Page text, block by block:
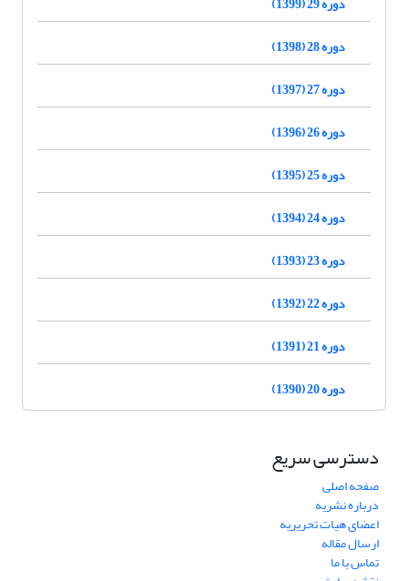
دوره 28 (1398)
دوره 27 (1397)
دوره 26 (1396)
دوره 25 (1395)
دوره 24 (1394)
دوره 23 (1393)
دوره 22 (1392)
دوره 21 (1391)
دوره 20 (1390)
دسترسی سریع
صفحه اصلی
درباره نشریه
اعضای هیات تحریریه
ارسال مقاله
تماس با ما